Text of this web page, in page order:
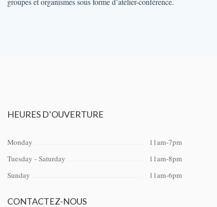
HEURES D’OUVERTURE
Monday
11am-7pm
Tuesday - Saturday
11am-8pm
Sunday
11am-6pm
CONTACTEZ-NOUS